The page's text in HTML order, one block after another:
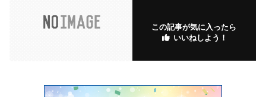
この記事が気に入ったら
いいねしよう！